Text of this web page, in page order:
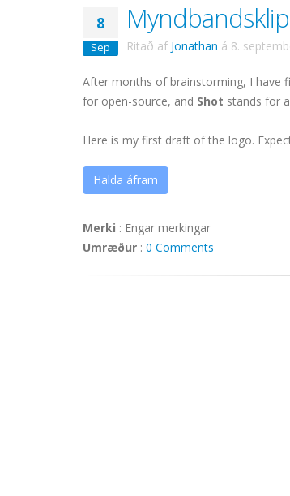
8
Sep Ritað af Jonathan á 8.
After months of brainstorming, I have
for open-source, and Shot stands for
Here is my first draft of the logo.
Halda áfram
Merki : Engar merkingar
Umræður : 0 Comments